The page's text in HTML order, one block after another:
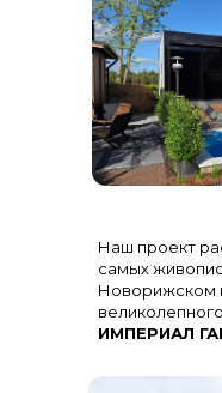
Наш проект
самых
Новорижском
ИМПЕРИАЛ
алюминиевыми
черного цвета для
стиля